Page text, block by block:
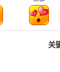
关